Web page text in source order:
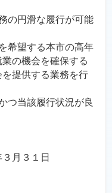
の円滑な履行が可能
希望する本市の高年
の機会を確保する
提供する業務を行
つ当該履行状況が良
月３１日